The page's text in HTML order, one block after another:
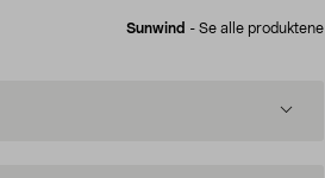
Sunwind - Se alle produktene